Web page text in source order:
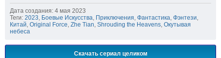
Дата создания: 4 мая 2023
Теги: 2023, Боевые Искусства, Приключения, Фантастика, Фэнтези,
Китай, Original Force, Zhe Tian, Shrouding the Heavens, Окутывая
небеса
Скачать сериал целиком